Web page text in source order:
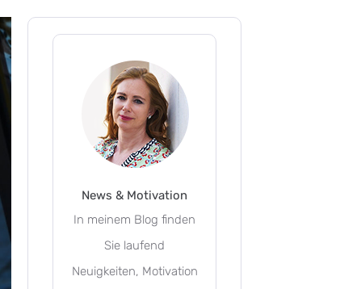
News & Motivation
In meinem Blog finden
Sie laufend
Neuigkeiten, Motivation